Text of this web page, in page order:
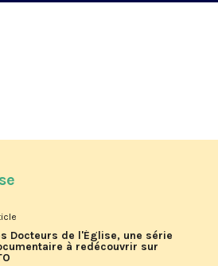
Docteurs de l'Église, une série
à redécouvrir sur